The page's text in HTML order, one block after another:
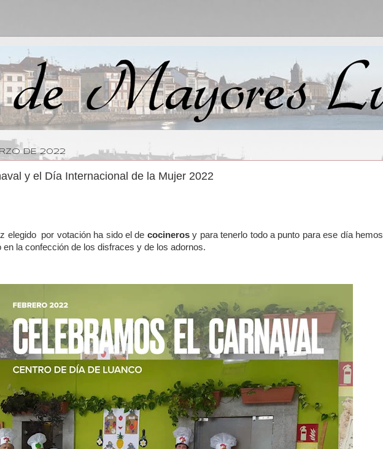
DE 2022
y el Día Internacional de la Mujer 2022
elegido por votación ha sido el de cocinerosy para tenerlo todo a punto para ese día hemos
en la confección de los disfraces y de los adornos.